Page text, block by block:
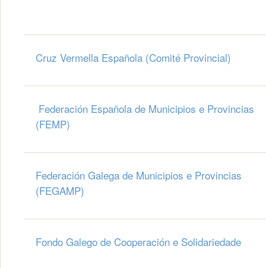
Cruz Vermella Española (Comité Provincial)
Federación Española de Municipios e Provincias
(FEMP)
Federación Galega de Municipios e Provincias
(FEGAMP)
Fondo Galego de Cooperación e Solidariedade